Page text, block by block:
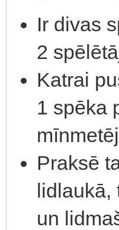
Ir divas
2
Katrai
1 spēka
Praksē
lidlaukā,
un